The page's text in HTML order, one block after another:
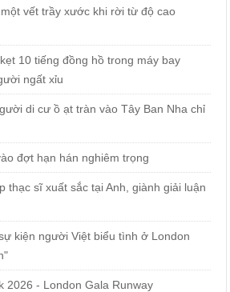
vết trầy xước khi rời từ độ cao
10 tiếng đồng hồ trong máy bay
ngất xỉu
di cư ồ ạt tràn vào Tây Ban Nha chỉ
đợt hạn hán nghiêm trọng
thạc sĩ xuất sắc tại Anh, giành giải luận
kiện người Việt biểu tình ở London
2026 - London Gala Runway